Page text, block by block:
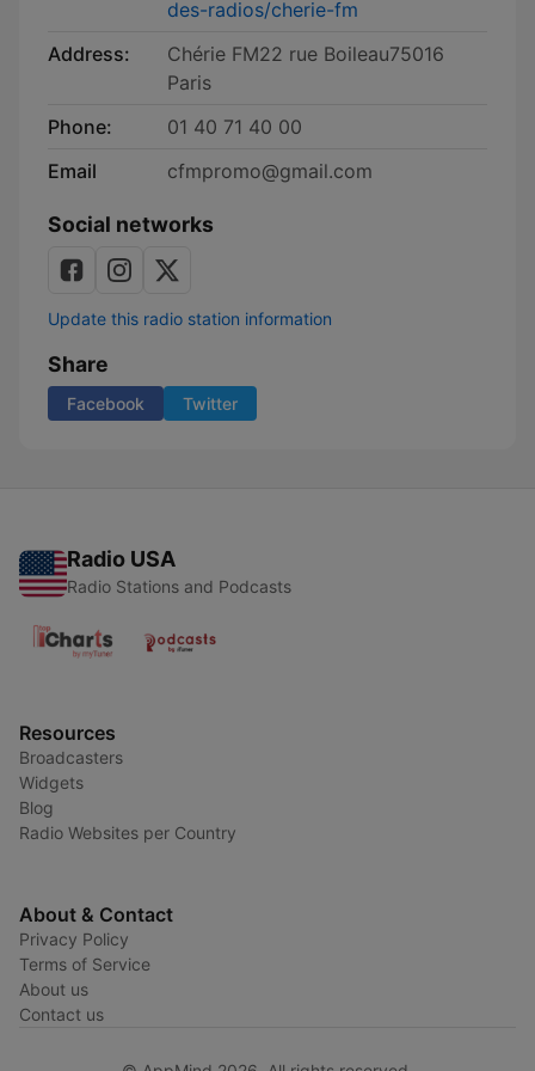
des-radios/cherie-fm
Address:
Chérie FM22 rue Boileau75016
Paris
Phone:
01 40 71 40 00
Email
cfmpromo@gmail.com
Social networks
Update this radio station information
Share
Facebook Twitter
Radio USA
Radio Stations and Podcasts
Resources
Broadcasters
Widgets
Blog
Radio Websites per Country
About & Contact
Privacy Policy
Terms of Service
About us
Contact us